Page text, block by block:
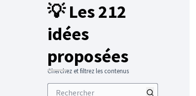
💡 Les 212
idées
proposées
Cherchez et filtrez les contenus